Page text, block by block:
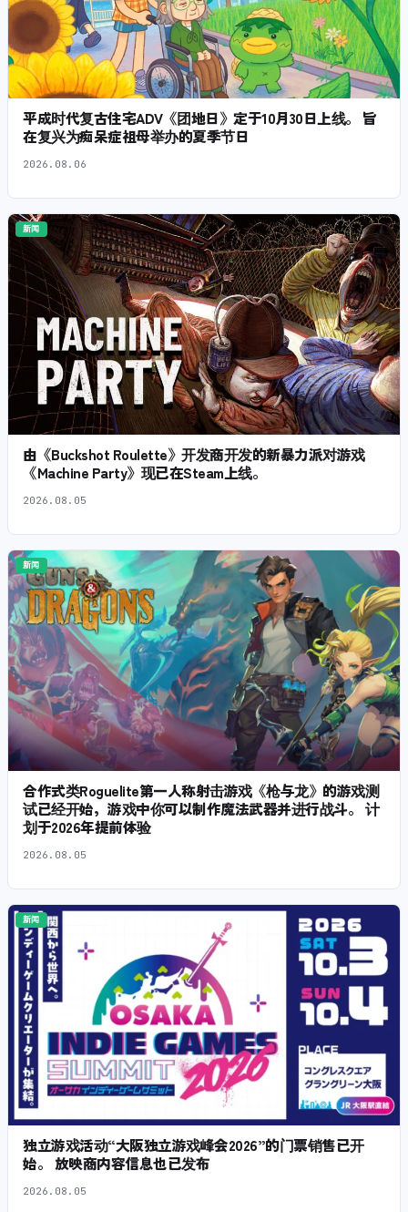
平成时代复古住宅ADV《团地日》定于10月30日上线。 旨
在复兴为痴呆症祖母举办的夏季节日
2026.08.06
新闻
由《Buckshot Roulette》开发商开发的新暴力派对游戏
《Machine Party》现已在Steam上线。
2026.08.05
新闻
合作式类Roguelite第一人称射击游戏《枪与龙》的游戏测
试已经开始，游戏中你可以制作魔法武器并进行战斗。 计
划于2026年提前体验
2026.08.05
新闻
独立游戏活动“大阪独立游戏峰会2026”的门票销售已开
始。 放映商内容信息也已发布
2026.08.05